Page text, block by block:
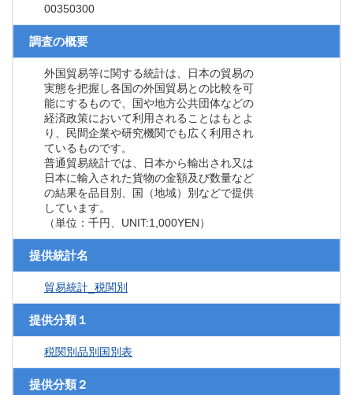
00350300
調査の概要
外国貿易等に関する統計は、日本の貿易の
実態を把握し各国の外国貿易との比較を可
能にするもので、国や地方公共団体などの
経済政策において利用されることはもとよ
り、民間企業や研究機関でも広く利用され
ているものです。
普通貿易統計では、日本から輸出され又は
日本に輸入された貨物の金額及び数量など
の結果を品目別、国（地域）別などで提供
しています。
（単位：千円、UNIT:1,000YEN）
提供統計名
貿易統計_税関別
提供分類１
税関別品別国別表
提供分類２